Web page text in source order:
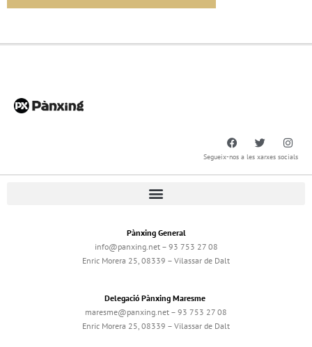
Segueix-nos a les xarxes socials
Pànxing General
info@panxing.net – 93 753 27 08
Enric Morera 25, 08339 – Vilassar de Dalt
Delegació Pànxing Maresme
maresme@panxing.net – 93 753 27 08
Enric Morera 25, 08339 – Vilassar de Dalt